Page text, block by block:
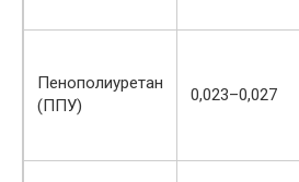
Пенополиуретан
(ППУ)
0,023–0,027